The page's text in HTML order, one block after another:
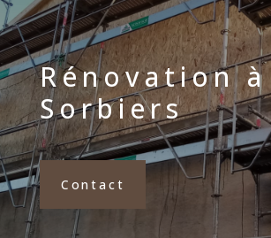
Rénovation à
Sorbiers
Contact